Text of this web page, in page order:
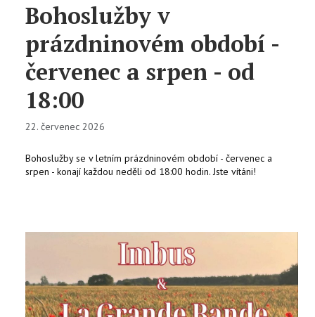
Bohoslužby v
prázdninovém období -
červenec a srpen - od
18:00
22. červenec 2026
Bohoslužby se v letním prázdninovém období - červenec a
srpen - konají každou neděli od 18:00 hodin. Jste vítáni!